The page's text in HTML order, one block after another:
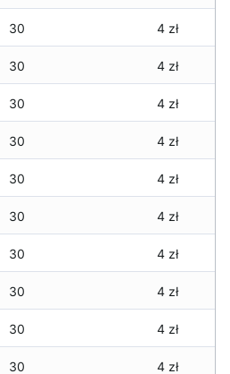
30 4 zł
30 4 zł
30 4 zł
30 4 zł
30 4 zł
30 4 zł
30 4 zł
30 4 zł
30 4 zł
30 4 zł